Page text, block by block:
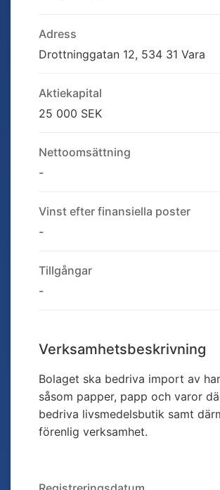
Adress
Drottninggatan 12, 534 31 Vara
Aktiekapital
25 000 SEK
Nettoomsättning
-
Vinst efter finansiella poster
-
Tillgångar
-
Verksamhetsbeskrivning
Bolaget ska bedriva import av
såsom papper, papp och varor
bedriva livsmedelsbutik samt
förenlig verksamhet.